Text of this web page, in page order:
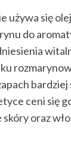
używa się
do
bardziej
ceni się
oraz